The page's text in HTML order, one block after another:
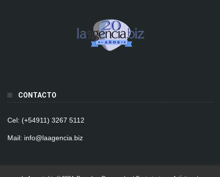
CONTACTO
Cel: (+54911) 3267 5112
Mail: info@laagencia.biz